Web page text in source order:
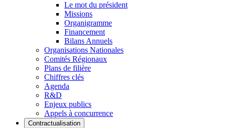
Le mot du président
Missions
Organigramme
Financement
Bilans Annuels
Organisations Nationales
Comités Régionaux
Plans de filière
Chiffres clés
Agenda
R&D
Enjeux publics
Appels à concurrence
Contractualisation